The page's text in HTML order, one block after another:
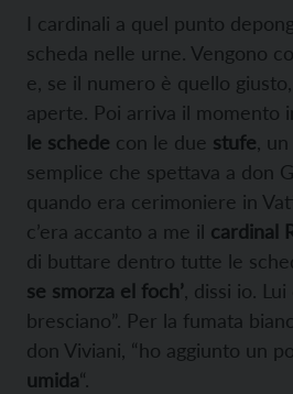
I cardinali a quel punto
scheda nelle urne. Vengono
e, se il numero è quello
aperte. Poi arriva il momento
le schede con le due stufe ,
semplice che spettava a don
quando era cerimoniere in
c’era accanto a me il cardinal
di buttare dentro tutte le
se smorza el foch’ , dissi io.
bresciano”. Per la fumata
don Viviani, “ho aggiunto un
umida“.